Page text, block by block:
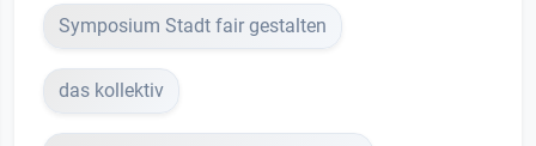
Symposium Stadt fair gestalten
das kollektiv